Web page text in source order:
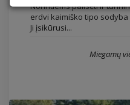
Norintiems pailsėti ir
erdvi kaimiško tipo
Ji įsikūrusi...
Miegamų